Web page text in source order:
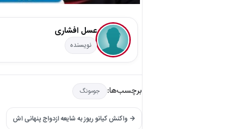
عسل افشاری
نویسنده
برچسب‌ها: جومونگ
→ واکنش کیانو ریوز به شایعه ازدواج پنهانی اش